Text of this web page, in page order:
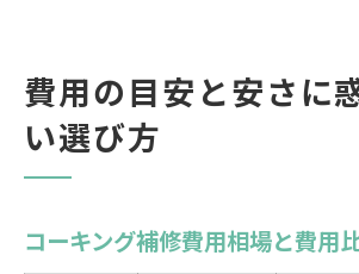
費用の目安と安さに
い選び方
コーキング補修費用相場と費用